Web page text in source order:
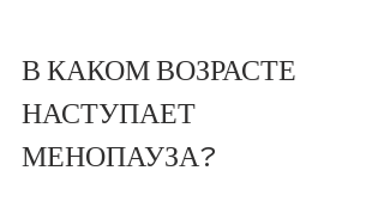
В КАКОМ ВОЗРАСТЕ
НАСТУПАЕТ
МЕНОПАУЗА?